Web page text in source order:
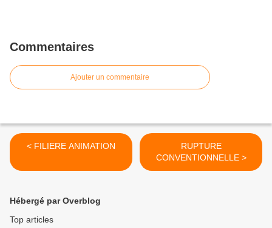
Commentaires
Ajouter un commentaire
< FILIERE ANIMATION
RUPTURE
CONVENTIONNELLE >
Hébergé par Overblog
Top articles